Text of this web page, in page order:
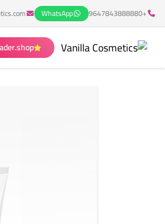
+9647843888880
WhatsApp